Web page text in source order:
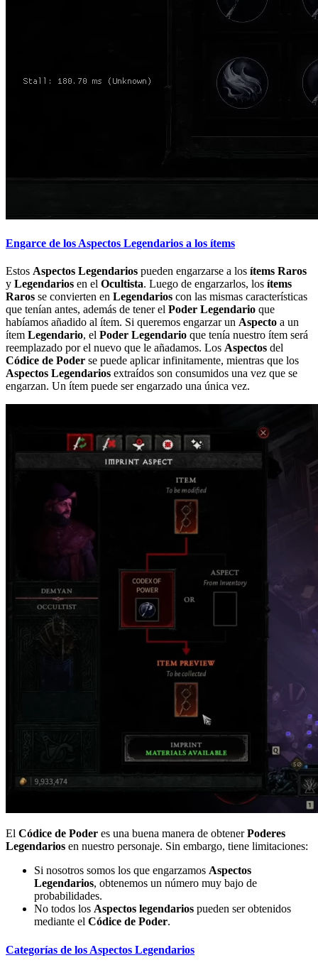
Engarce de los Aspectos Legendarios a los ítems
Estos Aspectos Legendarios pueden engarzarse a los ítems Raros
y Legendarios en el Ocultista. Luego de engarzarlos, los ítems
Raros se convierten en Legendarios con las mismas características
que tenían antes, además de tener el Poder Legendario que
habíamos añadido al ítem. Si queremos engarzar un Aspecto a un
ítem Legendario, el Poder Legendario que tenía nuestro ítem será
reemplazado por el nuevo que le añadamos. Los Aspectos del
Códice de Poder se puede aplicar infinitamente, mientras que los
Aspectos Legendarios extraídos son consumidos una vez que se
engarzan. Un ítem puede ser engarzado una única vez.
El Códice de Poder es una buena manera de obtenerPoderes
Legendarios en nuestro personaje. Sin embargo, tiene limitaciones:
Si nosotros somos los que engarzamos Aspectos
Legendarios, obtenemos un número muy bajo de
probabilidades.
No todos los Aspectos legendarios pueden ser obtenidos
mediante el Códice de Poder.
Categorías de los Aspectos Legendarios